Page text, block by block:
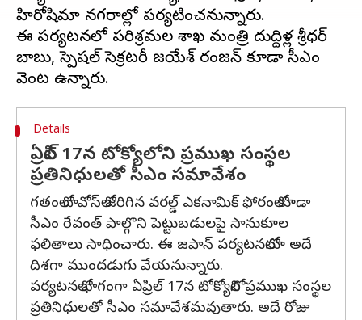
హిరోషిమా నగరాల్లో పర్యటించనున్నారు.
ఈ పర్యటనలో పరిశ్రమల శాఖ మంత్రి దుద్దిళ్ల శ్రీధర్
బాబు, స్పెషల్ సెక్రటరీ జయేశ్ రంజన్ కూడా సీఎం
Details
ఏప్రిల్ 17న టోక్యోలోని ప్రముఖ సంస్థల
ప్రతినిధులతో సీఎం సమావేశం
గతంలో దావోస్‌లో జరిగిన వరల్డ్ ఎకనామిక్ ఫోరంలో కూడా
సీఎం రేవంత్ పాల్గొని పెట్టుబడులపై సానుకూల
ఫలితాలు సాధించారు. ఈ జపాన్ పర్యటనలోనూ అదే
దిశగా ముందడుగు వేయనున్నారు.
పర్యటనలో భాగంగా ఏప్రిల్ 17న టోక్యోలోని ప్రముఖ సంస్థల
ప్రతినిధులతో సీఎం సమావేశమవుతారు. అదే రోజు